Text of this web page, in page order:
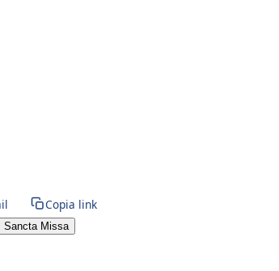
Copia link
Sancta Missa